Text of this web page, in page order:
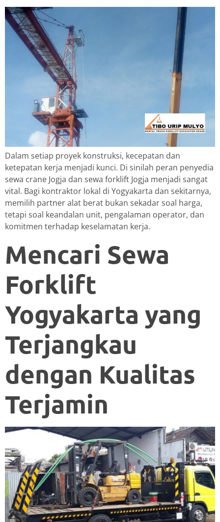
Dalam setiap proyek konstruksi, kecepatan dan
ketepatan kerja menjadi kunci. Di sinilah peran penyedia
sewa crane Jogja dan sewa forklift Jogja menjadi sangat
vital. Bagi kontraktor lokal di Yogyakarta dan sekitarnya,
memilih partner alat berat bukan sekadar soal harga,
tetapi soal keandalan unit, pengalaman operator, dan
komitmen terhadap keselamatan kerja.
Mencari Sewa
Forklift
Yogyakarta yang
Terjangkau
dengan Kualitas
Terjamin